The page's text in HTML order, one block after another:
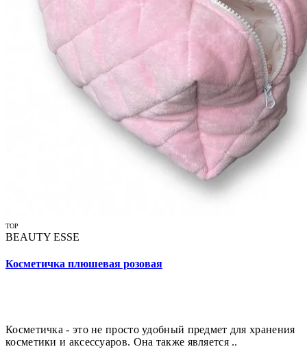
TOP
BEAUTY ESSE
Косметичка плюшевая розовая
Косметичка - это не просто удобный предмет для хранения
косметики и аксессуаров. Она также является ..